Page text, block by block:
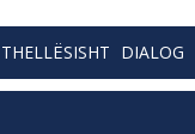
THELLËSISHT DIALOG